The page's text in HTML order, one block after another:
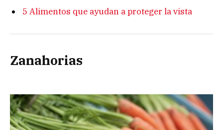
5 Alimentos que ayudan a proteger la vista
Zanahorias